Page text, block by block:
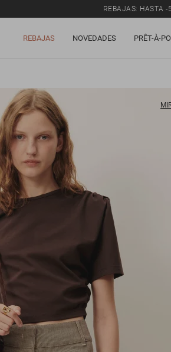
REBAJAS: HASTA -
REBAJAS NOVEDADES PRÊT-À-